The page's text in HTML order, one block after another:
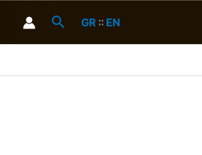
GR :: EN